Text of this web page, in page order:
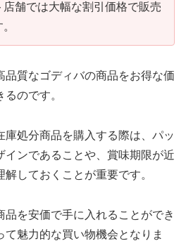
舗では大幅な割引価格で販売
品質なゴディバの商品をお得な価
のです。
庫処分商品を購入する際は、パッ
インであることや、賞味期限が近
しておくことが重要です。
品を安価で手に入れることができ
て魅力的な買い物機会となりま